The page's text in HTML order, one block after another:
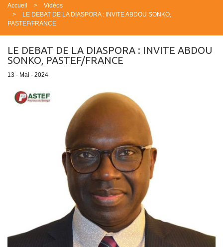
Accueil
Vidéos
LE DEBAT DE LA DIASPORA : INVITE ABDOU SONKO,
PASTEF/FRANCE
LE DEBAT DE LA DIASPORA : INVITE ABDOU
SONKO, PASTEF/FRANCE
13 - Mai - 2024